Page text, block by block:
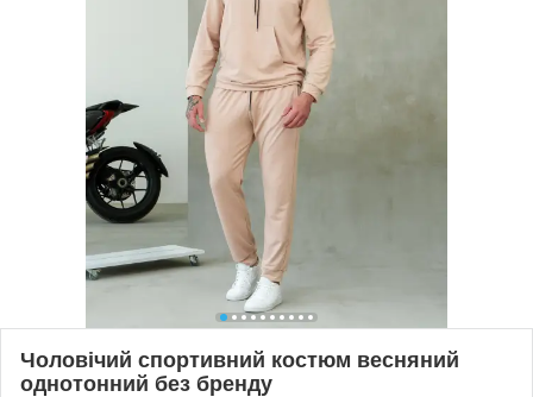
Чоловічий спортивний костюм весняний
однотонний без бренду